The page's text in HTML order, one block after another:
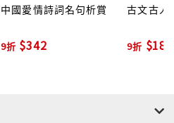
中國愛情詩詞名句析賞
9折 $342
古文古人
9折 $180